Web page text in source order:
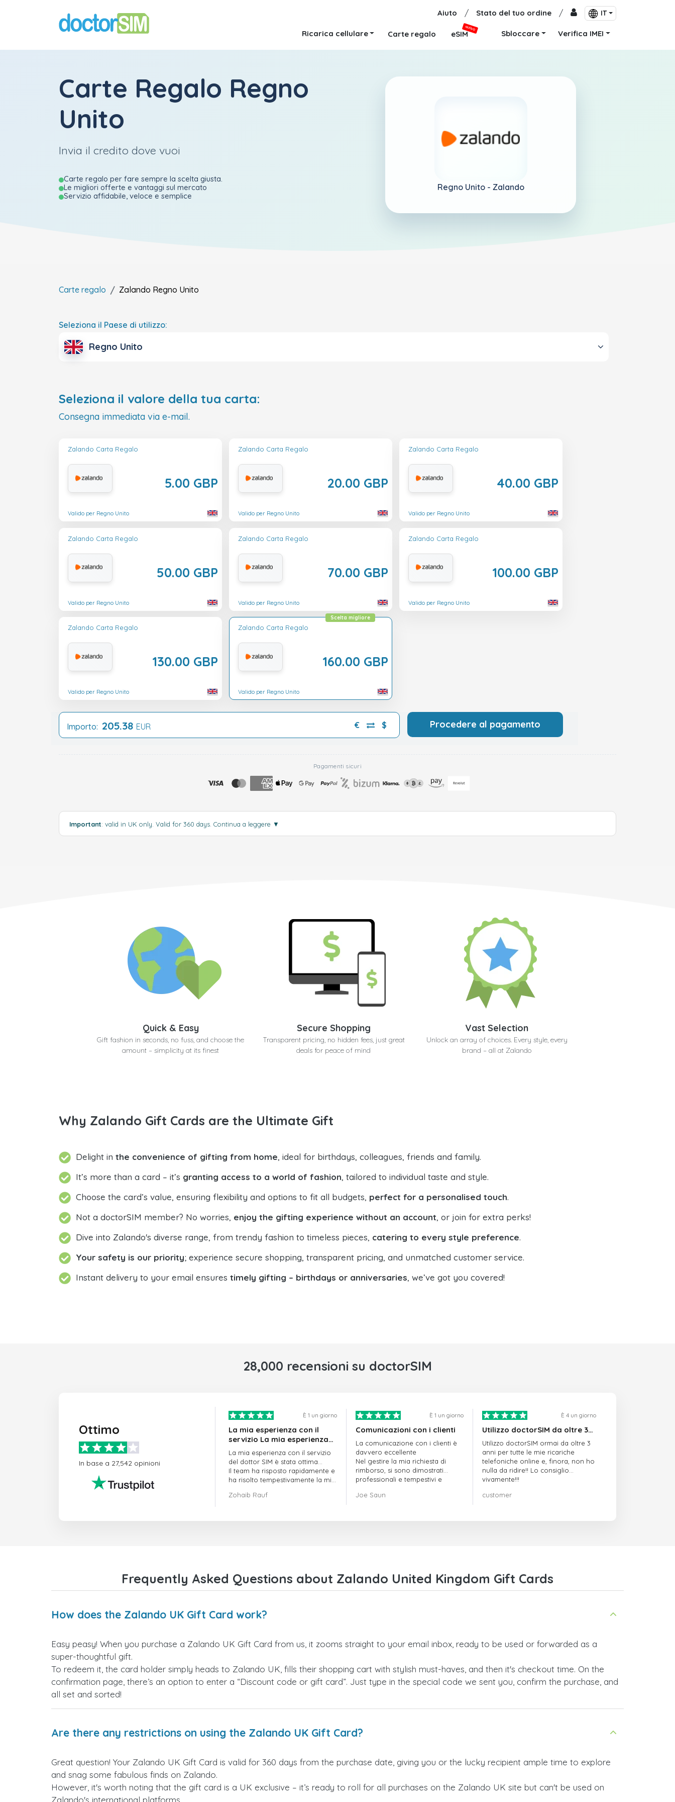
Aiuto / Stato del tuo ordine / IT
Ricarica cellulare Carte regalo eSIM
NUOVO
Sbloccare Verifica IMEI
Carte Regalo Regno
Unito
Invia il credito dove vuoi
Carte regalo per fare sempre la scelta giusta.
Le migliori offerte e vantaggi sul mercato
Servizio affidabile, veloce e semplice
Regno Unito - Zalando
Carte regalo Zalando Regno Unito
Seleziona il Paese di utilizzo:
Regno Unito
Seleziona il valore della tua carta:
Consegna immediata via e-mail.
Zalando Carta Regalo
5.00 GBP
Valido per Regno Unito
Zalando Carta Regalo
20.00 GBP
Valido per Regno Unito
Zalando Carta Regalo
40.00 GBP
Valido per Regno Unito
Zalando Carta Regalo
50.00 GBP
Valido per Regno Unito
Zalando Carta Regalo
70.00 GBP
Valido per Regno Unito
Zalando Carta Regalo
100.00 GBP
Valido per Regno Unito
Zalando Carta Regalo
130.00 GBP
Valido per Regno Unito
Zalando Carta Regalo
160.00 GBP
Scelta migliore
Valido per Regno Unito
Importo: 205.38 EUR € $ Procedere al pagamento
Pagamenti sicuri
Important: valid in UK only. Valid for 360 days. Continua a leggere ▼
Quick & Easy
Gift fashion in seconds, no fuss, and choose the
amount – simplicity at its finest
Secure Shopping
Transparent pricing, no hidden fees, just great
deals for peace of mind
Vast Selection
Unlock an array of choices. Every style, every
brand – all at Zalando
Why Zalando Gift Cards are the Ultimate Gift
Delight in the convenience of gifting from home, ideal for birthdays, colleagues, friends and family.
It’s more than a card – it’s granting access to a world of fashion, tailored to individual taste and style.
Choose the card’s value, ensuring flexibility and options to fit all budgets, perfect for a personalised touch.
Not a doctorSIM member? No worries, enjoy the gifting experience without an account, or join for extra perks!
Dive into Zalando's diverse range, from trendy fashion to timeless pieces, catering to every style preference.
Your safety is our priority; experience secure shopping, transparent pricing, and unmatched customer service.
Instant delivery to your email ensures timely gifting – birthdays or anniversaries, we’ve got you covered!
28,000 recensioni su doctorSIM
Ottimo
In base a 27,542 opinioni
È 1 un giorno
La mia esperienza con il
servizio La mia esperienza
con il servizio offerto da
doctorSIM è stata ottima.
La mia esperienza con il servizio
del dottor SIM è stata ottima...
Il team ha risposto rapidamente e
ha risolto tempestivamente la mia
Nel complesso, sono davvero
Zohaib Rauf
È 1 un giorno
Comunicazioni con i clienti
La comunicazione con i clienti è
davvero eccellente
Nel gestire la mia richiesta di
rimborso, si sono dimostrati
professionali e tempestivi e
Joe Saun
È 4 un giorno
Utilizzo doctorSIM da oltre 3…
Utilizzo doctorSIM ormai da oltre 3
anni per tutte le mie ricariche
telefoniche online e, finora, non ho
nulla da ridire!! Lo consiglio
vivamente!!!
customer
Frequently Asked Questions about Zalando United Kingdom Gift Cards
How does the Zalando UK Gift Card work?
Easy peasy! When you purchase a Zalando UK Gift Card from us, it zooms straight to your email inbox, ready to be used or forwarded as a
super-thoughtful gift.
To redeem it, the card holder simply heads to Zalando UK, fills their shopping cart with stylish must-haves, and then it's checkout time. On the
confirmation page, there’s an option to enter a “Discount code or gift card”. Just type in the special code we sent you, confirm the purchase, and
all set and sorted!
Are there any restrictions on using the Zalando UK Gift Card?
Great question! Your Zalando UK Gift Card is valid for 360 days from the purchase date, giving you or the lucky recipient ample time to explore
and snag some fabulous finds on Zalando.
However, it's worth noting that the gift card is a UK exclusive – it’s ready to roll for all purchases on the Zalando UK site but can't be used on
Zalando's international platforms.